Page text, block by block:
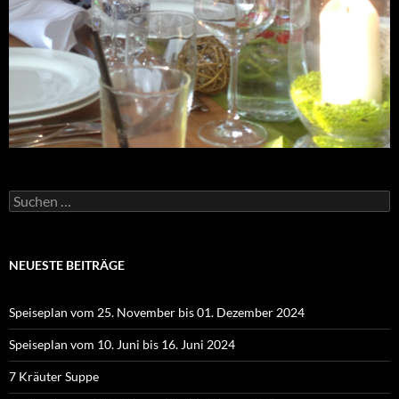
Suchen
nach:
NEUESTE BEITRÄGE
Speiseplan vom 25. November bis 01. Dezember 2024
Speiseplan vom 10. Juni bis 16. Juni 2024
7 Kräuter Suppe